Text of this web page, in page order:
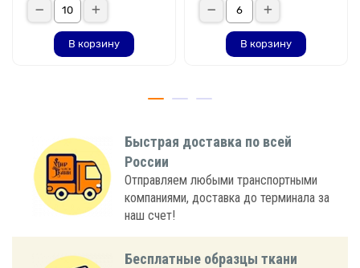
В корзину В корзину
Быстрая доставка по всей
России
Отправляем любыми транспортными
компаниями, доставка до терминала за
наш счет!
Бесплатные образцы ткани